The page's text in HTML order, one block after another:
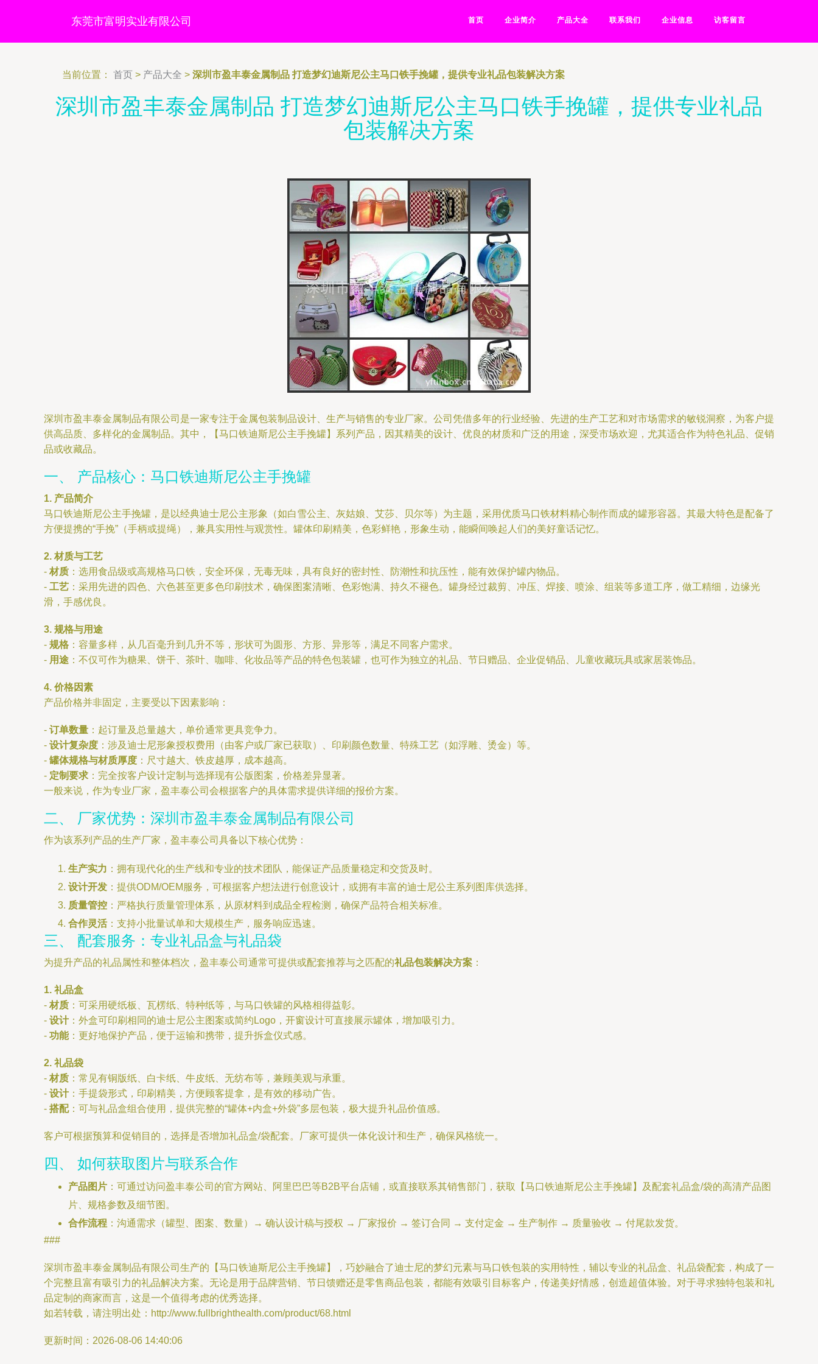
东莞市富明实业有限公司 首页 企业简介 产品大全 联系我们 企业信息 访客留言
当前位置： 首页 > 产品大全 > 深圳市盈丰泰金属制品 打造梦幻迪斯尼公主马口铁手挽罐，提供专业礼品包装解决方案
深圳市盈丰泰金属制品 打造梦幻迪斯尼公主马口铁手挽罐，提供专业礼品
包装解决方案
深圳市盈丰泰金属制品有限公司是一家专注于金属包装制品设计、生产与销售的专业厂家。公司凭借多年的行业经验、先进的生产工艺和对市场需求的敏锐洞察，为客户提
供高品质、多样化的金属制品。其中，【马口铁迪斯尼公主手挽罐】系列产品，因其精美的设计、优良的材质和广泛的用途，深受市场欢迎，尤其适合作为特色礼品、促销
品或收藏品。
一、 产品核心：马口铁迪斯尼公主手挽罐
1. 产品简介
马口铁迪斯尼公主手挽罐，是以经典迪士尼公主形象（如白雪公主、灰姑娘、艾莎、贝尔等）为主题，采用优质马口铁材料精心制作而成的罐形容器。其最大特色是配备了
方便提携的“手挽”（手柄或提绳），兼具实用性与观赏性。罐体印刷精美，色彩鲜艳，形象生动，能瞬间唤起人们的美好童话记忆。
2. 材质与工艺
- 材质 ：选用食品级或高规格马口铁，安全环保，无毒无味，具有良好的密封性、防潮性和抗压性，能有效保护罐内物品。
- 工艺 ：采用先进的四色、六色甚至更多色印刷技术，确保图案清晰、色彩饱满、持久不褪色。罐身经过裁剪、冲压、焊接、喷涂、组装等多道工序，做工精细，边缘光
滑，手感优良。
3. 规格与用途
- 规格 ：容量多样，从几百毫升到几升不等，形状可为圆形、方形、异形等，满足不同客户需求。
- 用途 ：不仅可作为糖果、饼干、茶叶、咖啡、化妆品等产品的特色包装罐，也可作为独立的礼品、节日赠品、企业促销品、儿童收藏玩具或家居装饰品。
4. 价格因素
产品价格并非固定，主要受以下因素影响：
- 订单数量 ：起订量及总量越大，单价通常更具竞争力。
- 设计复杂度 ：涉及迪士尼形象授权费用（由客户或厂家已获取）、印刷颜色数量、特殊工艺（如浮雕、烫金）等。
- 罐体规格与材质厚度 ：尺寸越大、铁皮越厚，成本越高。
- 定制要求 ：完全按客户设计定制与选择现有公版图案，价格差异显著。
一般来说，作为专业厂家，盈丰泰公司会根据客户的具体需求提供详细的报价方案。
二、 厂家优势：深圳市盈丰泰金属制品有限公司
作为该系列产品的生产厂家，盈丰泰公司具备以下核心优势：
生产实力 ：拥有现代化的生产线和专业的技术团队，能保证产品质量稳定和交货及时。
设计开发 ：提供ODM/OEM服务，可根据客户想法进行创意设计，或拥有丰富的迪士尼公主系列图库供选择。
质量管控 ：严格执行质量管理体系，从原材料到成品全程检测，确保产品符合相关标准。
合作灵活：支持小批量试单和大规模生产，服务响应迅速。
三、 配套服务：专业礼品盒与礼品袋
为提升产品的礼品属性和整体档次，盈丰泰公司通常可提供或配套推荐与之匹配的礼品包装解决方案 ：
1. 礼品盒
- 材质 ：可采用硬纸板、瓦楞纸、特种纸等，与马口铁罐的风格相得益彰。
- 设计：外盒可印刷相同的迪士尼公主图案或简约Logo，开窗设计可直接展示罐体，增加吸引力。
- 功能：更好地保护产品，便于运输和携带，提升拆盒仪式感。
2. 礼品袋
- 材质 ：常见有铜版纸、白卡纸、牛皮纸、无纺布等，兼顾美观与承重。
- 设计：手提袋形式，印刷精美，方便顾客提拿，是有效的移动广告。
- 搭配：可与礼品盒组合使用，提供完整的“罐体+内盒+外袋”多层包装，极大提升礼品价值感。
客户可根据预算和促销目的，选择是否增加礼品盒/袋配套。厂家可提供一体化设计和生产，确保风格统一。
四、 如何获取图片与联系合作
产品图片 ：可通过访问盈丰泰公司的官方网站、阿里巴巴等B2B平台店铺，或直接联系其销售部门，获取【马口铁迪斯尼公主手挽罐】及配套礼品盒/袋的高清产品图
片、规格参数及细节图。
合作流程 ：沟通需求（罐型、图案、数量）→ 确认设计稿与授权 → 厂家报价 → 签订合同 → 支付定金 → 生产制作 → 质量验收 → 付尾款发货。
###
深圳市盈丰泰金属制品有限公司生产的【马口铁迪斯尼公主手挽罐】，巧妙融合了迪士尼的梦幻元素与马口铁包装的实用特性，辅以专业的礼品盒、礼品袋配套，构成了一
个完整且富有吸引力的礼品解决方案。无论是用于品牌营销、节日馈赠还是零售商品包装，都能有效吸引目标客户，传递美好情感，创造超值体验。对于寻求独特包装和礼
品定制的商家而言，这是一个值得考虑的优秀选择。
如若转载，请注明出处：http://www.fullbrighthealth.com/product/68.html
更新时间：2026-08-06 14:40:06